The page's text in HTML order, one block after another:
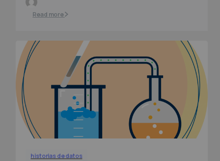
Read more
historias de datos